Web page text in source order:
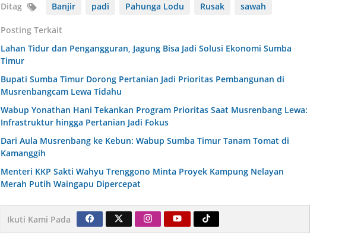
Ditag Banjir padi Pahunga Lodu Rusak sawah
Posting Terkait
Lahan Tidur dan Pengangguran, Jagung Bisa Jadi Solusi Ekonomi Sumba
Timur
Bupati Sumba Timur Dorong Pertanian Jadi Prioritas Pembangunan di
Musrenbangcam Lewa Tidahu
Wabup Yonathan Hani Tekankan Program Prioritas Saat Musrenbang Lewa:
Infrastruktur hingga Pertanian Jadi Fokus
Dari Aula Musrenbang ke Kebun: Wabup Sumba Timur Tanam Tomat di
Kamanggih
Menteri KKP Sakti Wahyu Trenggono Minta Proyek Kampung Nelayan
Merah Putih Waingapu Dipercepat
Ikuti Kami Pada